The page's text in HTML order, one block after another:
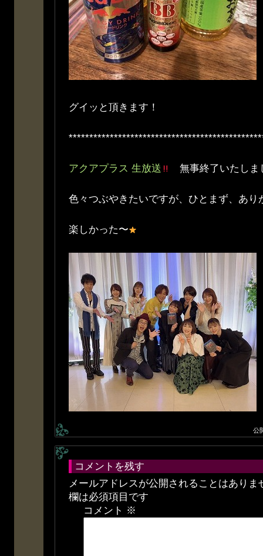
グイッと頂きます！
アクアプラス 生放送 無事終了いたしま
色々つぶやきたいですが、ひとまず、あり
楽しかった〜
公
コメントを残す
メールアドレスが公開されることはありま
欄は必須項目です
コメント ※